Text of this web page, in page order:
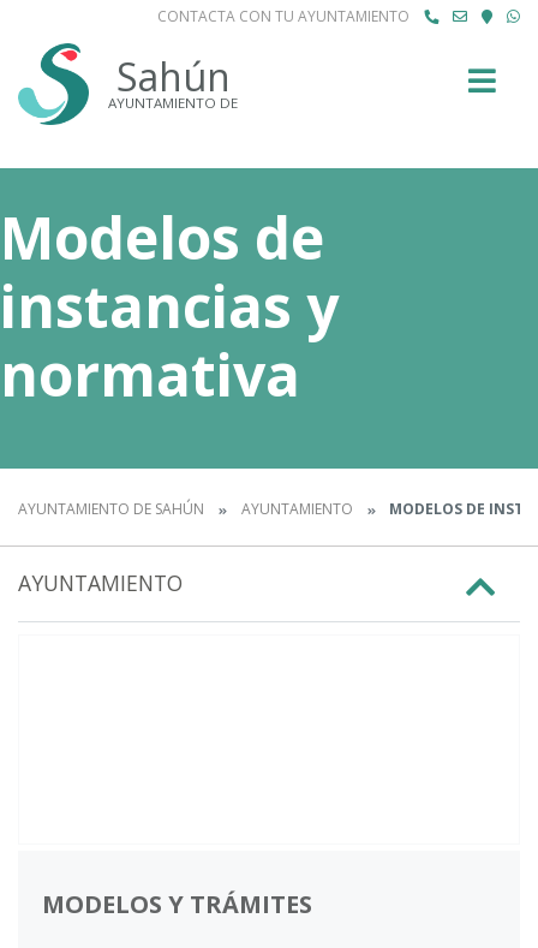
CONTACTA CON TU AYUNTAMIENTO
Sahún
AYUNTAMIENTO DE
Modelos de
instancias y
normativa
AYUNTAMIENTO DE SAHÚN AYUNTAMIENTO MODELOS DE
AYUNTAMIENTO
MODELOS Y TRÁMITES